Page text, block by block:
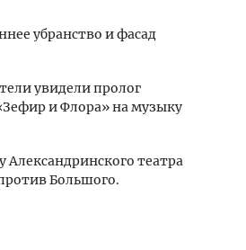
убранство и фасад
увидели пролог
и Флора» на музыку
Александринского театра
Большого.